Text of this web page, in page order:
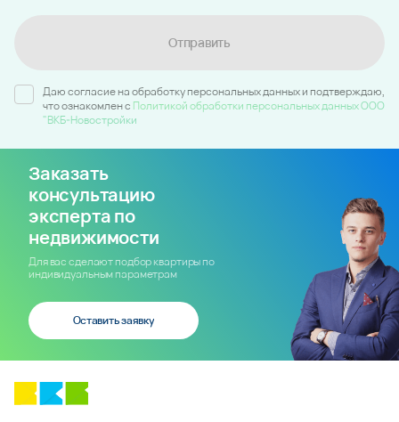
Отправить
Даю согласие на обработку персональных данных и подтверждаю,
что ознакомлен c Политикой обработки персональных данных ООО
"ВКБ-Новостройки
Заказать
консультацию
эксперта по
недвижимости
Для вас сделают подбор квартиры по
индивидуальным параметрам
Оставить заявку